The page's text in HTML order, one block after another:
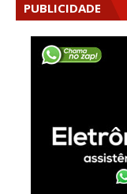
PUBLICIDADE